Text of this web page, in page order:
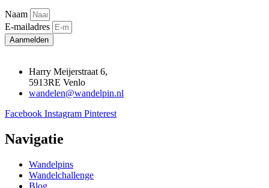
Naam
E-mailadres
Aanmelden
Harry Meijerstraat 6,
5913RE Venlo
wandelen@wandelpin.nl
Facebook Instagram Pinterest
Navigatie
Wandelpins
Wandelchallenge